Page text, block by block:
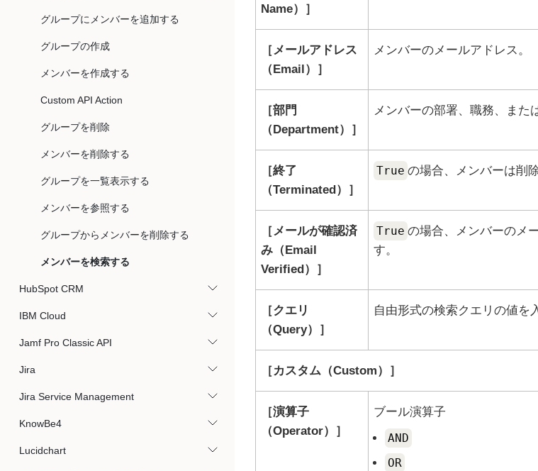
グループにメンバーを追加する
グループの作成
メンバーを作成する
Custom API Action
グループを削除
メンバーを削除する
グループを一覧表示する
メンバーを参照する
グループからメンバーを削除する
メンバーを検索する
HubSpot CRM
IBM Cloud
Jamf Pro Classic API
Jira
Jira Service Management
KnowBe4
Lucidchart
Name）
メールアドレス
（Email）
メンバーのメールアドレス。
部門
（Department）
メンバーの部署、職務、また
終了
（Terminated）
True の場合、メンバーは削
メールが確認済
み（Email
Verified）
True の場合、メンバーのメ
す。
クエリ
（Query）
自由形式の検索クエリの値を
カスタム（Custom）
演算子
（Operator）
ブール演算子
AND
OR